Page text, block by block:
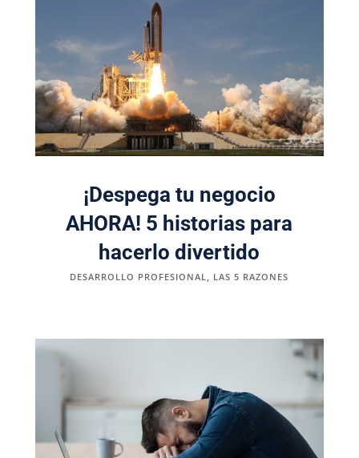
¡Despega tu negocio
AHORA! 5 historias para
hacerlo divertido
DESARROLLO PROFESIONAL LAS 5 RAZONES